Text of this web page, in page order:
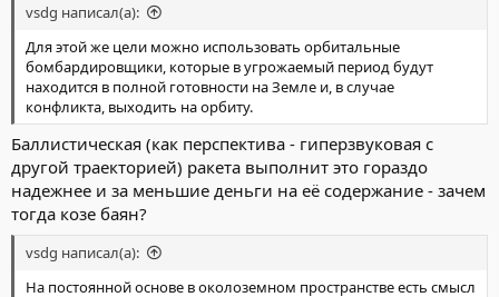
vsdg написал(а):
Для этой же цели можно использовать орбитальные
бомбардировщики, которые в угрожаемый период будут
находится в полной готовности на Земле и, в случае
конфликта, выходить на орбиту.
Баллистическая (как перспектива - гиперзвуковая с
другой траекторией) ракета выполнит это гораздо
надежнее и за меньшие деньги на её содержание - зачем
тогда козе баян?
vsdg написал(а):
На постоянной основе в околоземном пространстве есть смысл